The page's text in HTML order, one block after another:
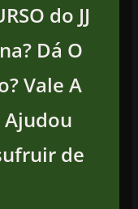
do JJ
Dá O
Vale A
Ajudou
de